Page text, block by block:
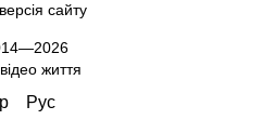
сайту
життя
Рус